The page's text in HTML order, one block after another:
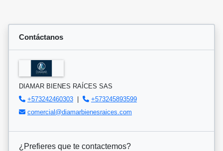
Contáctanos
DIAMAR BIENES RAÍCES SAS
+573242460303 |
+573245893599
comercial@diamarbienesraices.com
¿Prefieres que te contactemos?